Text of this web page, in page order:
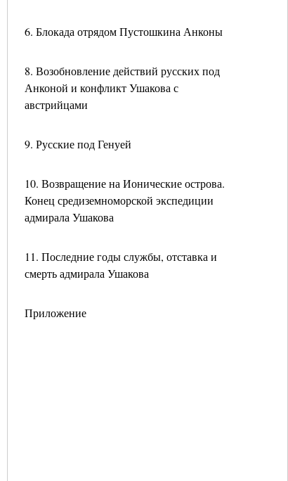
6. Блокада отрядом Пустошкина Анконы
8. Возобновление действий русских под
Анконой и конфликт Ушакова с
австрийцами
9. Русские под Генуей
10. Возвращение на Ионические острова.
Конец средиземноморской экспедиции
адмирала Ушакова
11. Последние годы службы, отставка и
смерть адмирала Ушакова
Приложение